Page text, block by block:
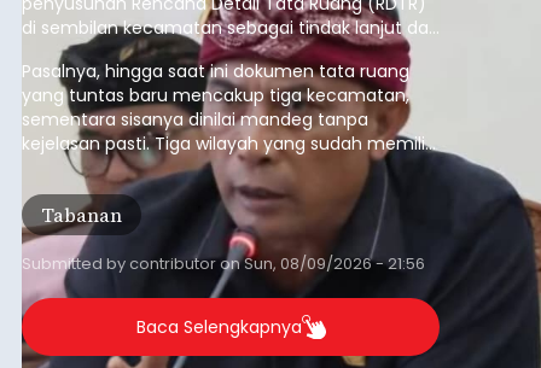
di sembilan kecamatan sebagai tindak lanjut dari
pelaksanaan RTRW.
Pasalnya, hingga saat ini dokumen tata ruang
yang tuntas baru mencakup tiga kecamatan,
sementara sisanya dinilai mandeg tanpa
kejelasan pasti. Tiga wilayah yang sudah memiliki
RDTR tersebut meliputi Kecamatan Kediri,
Tabanan, dan Selemadeg Barat.
Tabanan
Submitted bycontributoronSun, 08/09/2026 - 21:56
Baca Selengkapnya